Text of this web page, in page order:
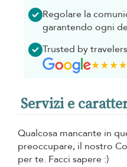
Regolare la
garantendo ogni
Trusted by travelers
Servizi e
Qualcosa mancante in
preoccupare, il nostro
per te. Facci sapere :)